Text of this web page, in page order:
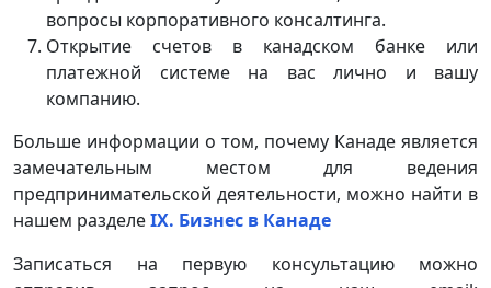
вопросы корпоративного консалтинга.
Открытие счетов в канадском банке или
платежной системе на вас лично и вашу
компанию.
Больше информации о том, почему Канаде является
замечательным местом для ведения
предпринимательской деятельности, можно найти в
нашем разделеIX. Бизнес в Канаде
Записаться на первую консультацию можно